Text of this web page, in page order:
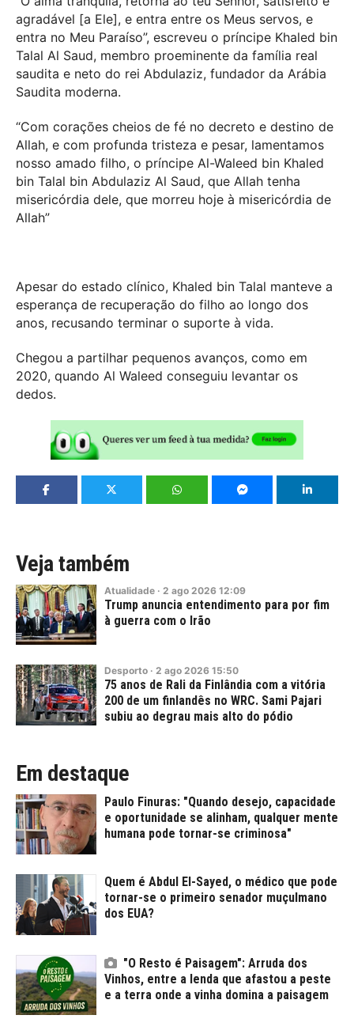
agradável [a Ele], e entra entre os Meus servos, e
entra no Meu Paraíso”, escreveu o príncipe Khaled bin
Talal Al Saud, membro proeminente da família real
saudita e neto do rei Abdulaziz, fundador da Arábia
Saudita moderna.
“Com corações cheios de fé no decreto e destino de
Allah, e com profunda tristeza e pesar, lamentamos
nosso amado filho, o príncipe Al-Waleed bin Khaled
bin Talal bin Abdulaziz Al Saud, que Allah tenha
misericórdia dele, que morreu hoje à misericórdia de
Allah”
Apesar do estado clínico, Khaled bin Talal manteve a
esperança de recuperação do filho ao longo dos
anos, recusando terminar o suporte à vida.
Chegou a partilhar pequenos avanços, como em
2020, quando Al Waleed conseguiu levantar os
dedos.
Veja também
Atualidade · 2 ago 2026 12:09
Trump anuncia entendimento para por fim
à guerra com o Irão
Desporto · 2 ago 2026 15:50
75 anos de Rali da Finlândia com a vitória
200 de um finlandês no WRC. Sami Pajari
subiu ao degrau mais alto do pódio
Em destaque
Paulo Finuras: "Quando desejo, capacidade
e oportunidade se alinham, qualquer mente
humana pode tornar-se criminosa"
Quem é Abdul El-Sayed, o médico que pode
tornar-se o primeiro senador muçulmano
dos EUA?
"O Resto é Paisagem": Arruda dos
Vinhos, entre a lenda que afastou a peste
e a terra onde a vinha domina a paisagem